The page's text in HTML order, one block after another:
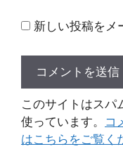
新しい投稿をメ
このサイトはス
使っています。 コ
はこちらをご覧く